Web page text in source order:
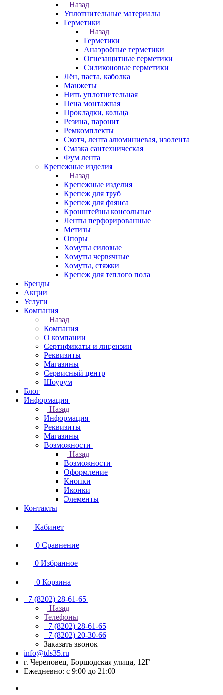
Назад
Уплотнительные материалы
Герметики
Назад
Герметики
Анаэробные герметики
Огнезащитные герметики
Силиконовые герметики
Лён, паста, каболка
Манжеты
Нить уплотнительная
Пена монтажная
Прокладки, кольца
Резина, паронит
Ремкомплекты
Скотч, лента алюминиевая, изолента
Смазка сантехническая
Фум лента
Крепежные изделия
Назад
Крепежные изделия
Крепеж для труб
Крепеж для фаянса
Кронштейны консольные
Ленты перфорированные
Метизы
Опоры
Хомуты силовые
Хомуты червячные
Хомуты, стяжки
Крепеж для теплого пола
Бренды
Акции
Услуги
Компания
Назад
Компания
О компании
Сертификаты и лицензии
Реквизиты
Магазины
Сервисный центр
Шоурум
Блог
Информация
Назад
Информация
Реквизиты
Магазины
Возможности
Назад
Возможности
Оформление
Кнопки
Иконки
Элементы
Контакты
Кабинет
0 Сравнение
0 Избранное
0 Корзина
+7 (8202) 28‑61-65
Назад
Телефоны
+7 (8202) 28‑61-65
+7 (8202) 20‑30-66
Заказать звонок
info@tds35.ru
г. Череповец, Боршодская улица, 12Г
Ежедневно: с 9:00 до 21:00